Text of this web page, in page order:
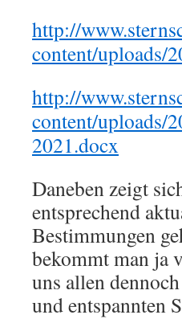
http://
content/uploads/
http://
content/uploads/
2021.docx
Daneben zeigt
entsprechend
Bestimmungen
bekommt man
uns allen
und entspannten